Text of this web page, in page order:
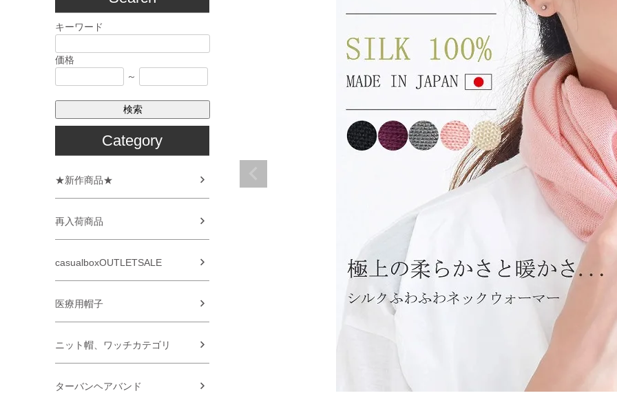
キーワード
価格
～
検索
Category
★新作商品★
再入荷商品
casualboxOUTLETSALE
医療用帽子
ニット帽、ワッチカテゴリ
ターバンヘアバンド